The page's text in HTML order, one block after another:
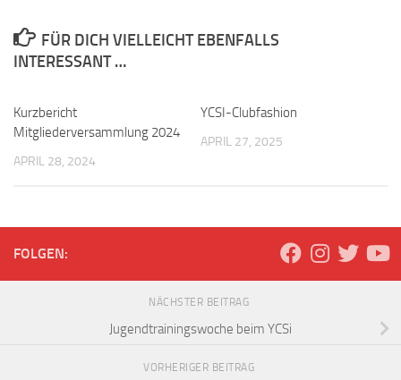
FÜR DICH VIELLEICHT EBENFALLS
INTERESSANT …
Kurzbericht
Mitgliederversammlung 2024
APRIL 28, 2024
YCSI-Clubfashion
APRIL 27, 2025
FOLGEN:
NÄCHSTER BEITRAG
Jugendtrainingswoche beim YCSi
VORHERIGER BEITRAG